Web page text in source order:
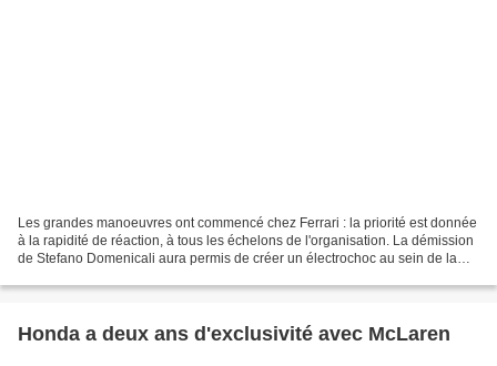
Les grandes manoeuvres ont commencé chez Ferrari : la priorité est donnée
à la rapidité de réaction, à tous les échelons de l'organisation. La démission
de Stefano Domenicali aura permis de créer un électrochoc au sein de la
Honda a deux ans d'exclusivité avec McLaren